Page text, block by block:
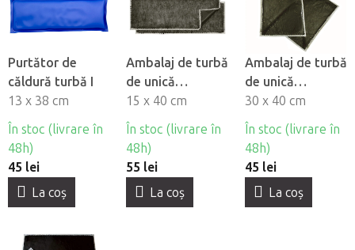
Purtător de
căldură turbă I
13 x 38 cm
În stoc (livrare în
48h)
45 lei
La coş
Ambalaj de turbă
de unică
folosintă Klasik I,
20 buc
15 x 40 cm
În stoc (livrare în
48h)
55 lei
La coş
Ambalaj de turbă
de unică
folosintă Klasik
II, 10 buc
30 x 40 cm
În stoc (livrare în
48h)
45 lei
La coş